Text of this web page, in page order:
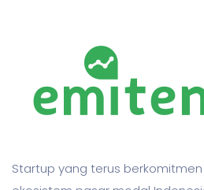
Startup yang terus